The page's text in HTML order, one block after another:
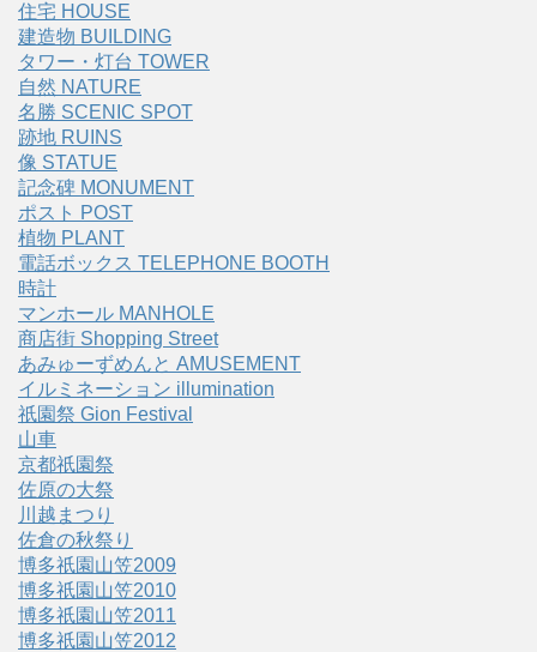
住宅 HOUSE
建造物 BUILDING
タワー・灯台 TOWER
自然 NATURE
名勝 SCENIC SPOT
跡地 RUINS
像 STATUE
記念碑 MONUMENT
ポスト POST
植物 PLANT
電話ボックス TELEPHONE BOOTH
時計
マンホール MANHOLE
商店街 Shopping Street
あみゅーずめんと AMUSEMENT
イルミネーション illumination
祇園祭 Gion Festival
山車
京都祇園祭
佐原の大祭
川越まつり
佐倉の秋祭り
博多祇園山笠2009
博多祇園山笠2010
博多祇園山笠2011
博多祇園山笠2012